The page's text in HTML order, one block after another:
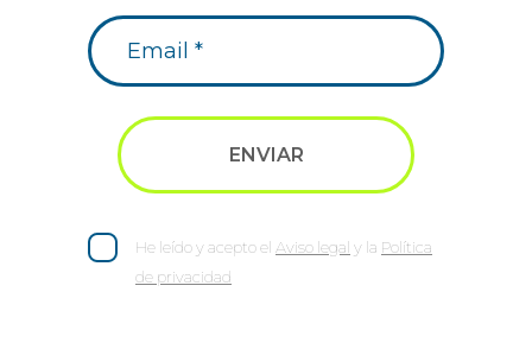
He leído y acepto el Aviso legal y la Política
de privacidad